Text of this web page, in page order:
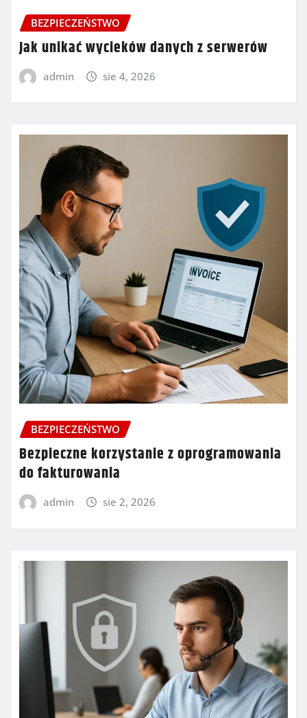
BEZPIECZEŃSTWO
Jak unikać wycieków danych z serwerów
admin sie 4, 2026
BEZPIECZEŃSTWO
Bezpieczne korzystanie z oprogramowania
do fakturowania
admin sie 2, 2026